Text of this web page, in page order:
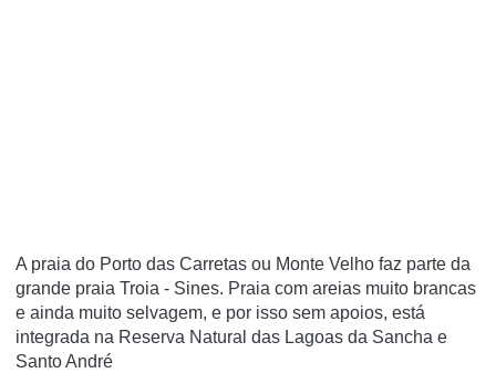
A praia do Porto das Carretas ou Monte Velho faz parte da
grande praia Troia - Sines. Praia com areias muito brancas
e ainda muito selvagem, e por isso sem apoios, está
integrada na Reserva Natural das Lagoas da Sancha e
Santo André